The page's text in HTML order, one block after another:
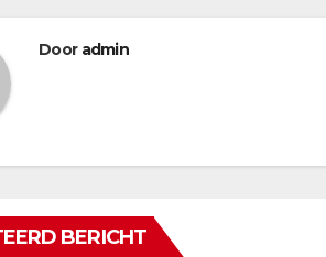
Door admin
BERICHT